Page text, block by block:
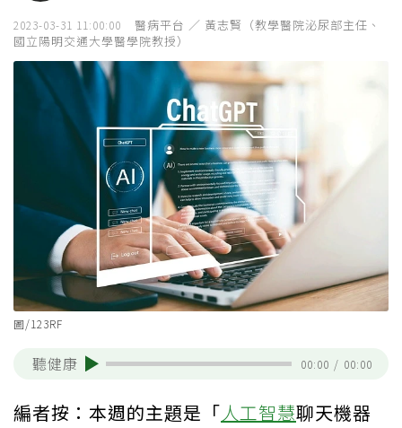
2023-03-31 11:00:00
醫病平台 ／ 黃志賢（教學醫院泌尿部主任、
國立陽明交通大學醫學院教授）
圖/123RF
聽健康 00:00 / 00:00
編者按：本週的主題是「人工智慧聊天機器